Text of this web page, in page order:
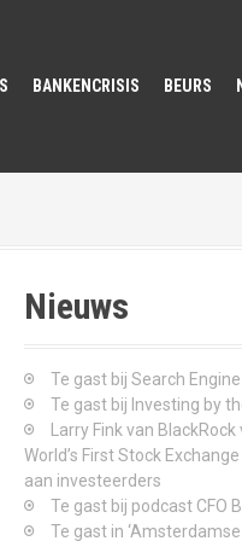
BANKENCRISIS BEURS
Nieuws
Te gast bij Search Engine
Te gast bij Investing by
Larry Fink van
World’s First Stock
aan investeerders
Te gast bij podcast CFO
Te gast in